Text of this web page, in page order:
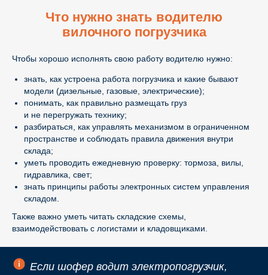
Что нужно знать водителю
вилочного погрузчика
Чтобы хорошо исполнять свою работу водителю нужно:
знать, как устроена работа погрузчика и какие бывают
модели (дизельные, газовые, электрические);
понимать, как правильно размещать груз
и не перегружать технику;
разбираться, как управлять механизмом в ограниченном
пространстве и соблюдать правила движения внутри
склада;
уметь проводить ежедневную проверку: тормоза, вилы,
гидравлика, свет;
знать принципы работы электронных систем управления
складом.
Также важно уметь читать складские схемы,
взаимодействовать с логистами и кладовщиками.
Если шофер водит электропогрузчик,